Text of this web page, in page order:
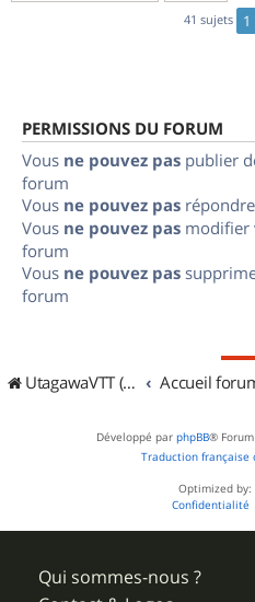
41 sujets 1
PERMISSIONS DU FORUM
Vous ne pouvez pas publier
forum
Vous ne pouvez pas
Vous ne pouvez pas modifier
forum
Vous ne pouvez pas
forum
UtagawaVTT (Randos VTT et VTTAE avec traces GPS) Accueil
Développé par phpBB®
Traduction française
Optimized by:
Confidentialité
Qui sommes-nous ?